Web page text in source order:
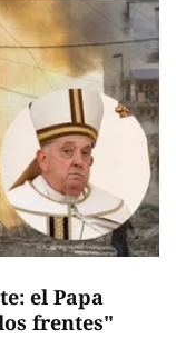
el Papa
frentes"